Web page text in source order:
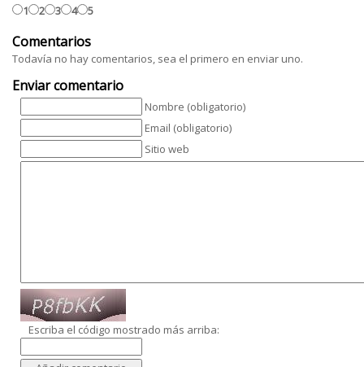
1 2 3 4 5
Comentarios
Todavía no hay comentarios, sea el primero en enviar uno.
Enviar comentario
Nombre (obligatorio)
Email (obligatorio)
Sitio web
Escriba el código mostrado más arriba: